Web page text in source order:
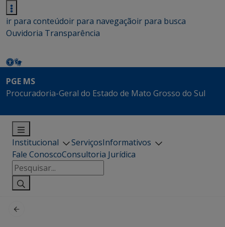
ir para conteúdoir para navegaçãoir para busca
Ouvidoria Transparência
PGE MS
Procuradoria-Geral do Estado de Mato Grosso do Sul
Institucional ServiçosInformativos
Fale ConoscoConsultoria Jurídica
Pesquisar
por: